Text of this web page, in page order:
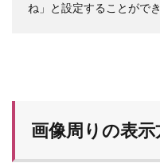
ね」と設定することができ
画像周りの表